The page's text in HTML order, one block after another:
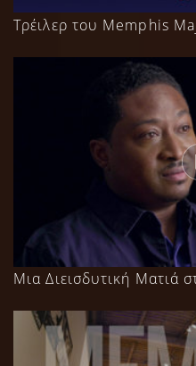
Τρέιλερ του Memphis
Μια Διεισδυτική Ματιά